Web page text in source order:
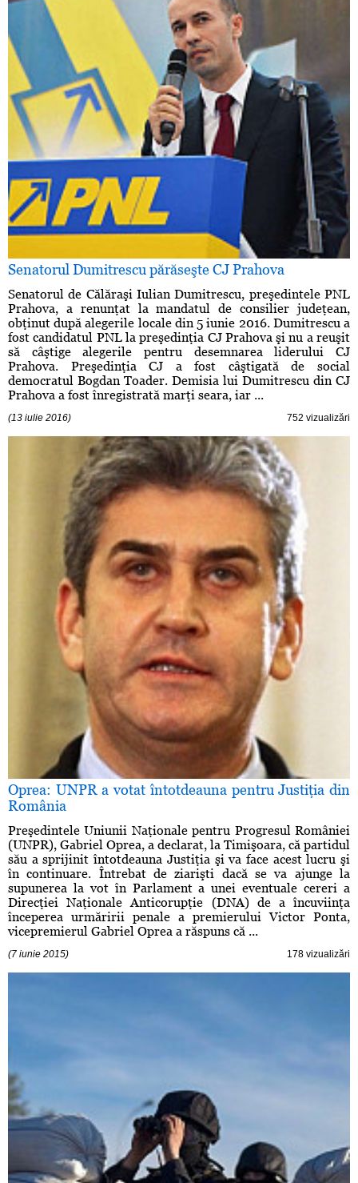
Senatorul Dumitrescu părăseşte CJ Prahova
Senatorul de Călăraşi Iulian Dumitrescu, preşedintele PNL
Prahova, a renunţat la mandatul de consilier judeţean,
obţinut după alegerile locale din 5 iunie 2016. Dumitrescu a
fost candidatul PNL la preşedinţia CJ Prahova şi nu a reuşit
să câştige alegerile pentru desemnarea liderului CJ
Prahova. Preşedinţia CJ a fost câştigată de social
democratul Bogdan Toader. Demisia lui Dumitrescu din CJ
Prahova a fost înregistrată marţi seara, iar ...
(13 iulie 2016) 752 vizualizări
Oprea: UNPR a votat întotdeauna pentru Justiţia din
România
Preşedintele Uniunii Naţionale pentru Progresul României
(UNPR), Gabriel Oprea, a declarat, la Timişoara, că partidul
său a sprijinit întotdeauna Justiţia şi va face acest lucru şi
în continuare. Întrebat de ziarişti dacă se va ajunge la
supunerea la vot în Parlament a unei eventuale cereri a
Direcţiei Naţionale Anticorupţie (DNA) de a încuviinţa
începerea urmăririi penale a premierului Victor Ponta,
vicepremierul Gabriel Oprea a răspuns că ...
(7 iunie 2015) 178 vizualizări